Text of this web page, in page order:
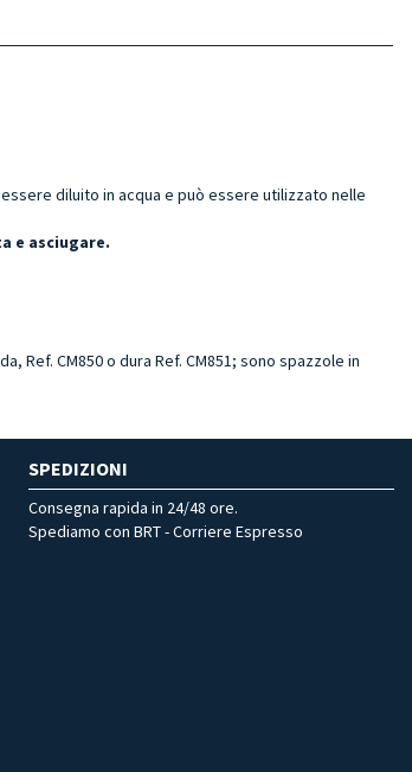
diluito in acqua e può essere utilizzato nelle
e asciugare.
Ref. CM850 o dura Ref. CM851; sono spazzole in
SPEDIZIONI
Consegna rapida in 24/48 ore.
Spediamo con BRT - Corriere Espresso